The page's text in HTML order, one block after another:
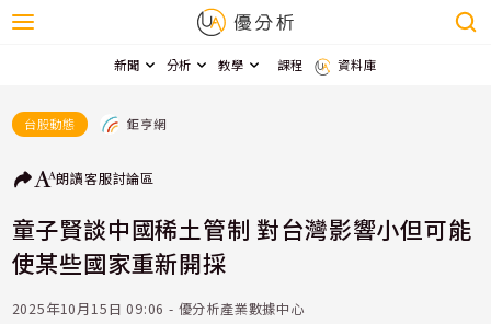
新聞 分析 教學 課程 資料庫
台股動態 鉅亨網
朗讀客服討論區
童子賢談中國稀土管制 對台灣影響小但可能
使某些國家重新開採
2025年10月15日 09:06 - 優分析產業數據中心